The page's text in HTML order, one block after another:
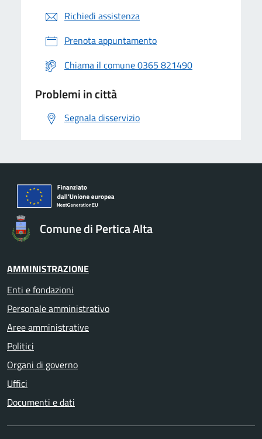
Richiedi assistenza
Prenota appuntamento
Chiama il comune 0365 821490
Problemi in città
Segnala disservizio
Comune di Pertica Alta
AMMINISTRAZIONE
Enti e fondazioni
Personale amministrativo
Aree amministrative
Politici
Organi di governo
Uffici
Documenti e dati